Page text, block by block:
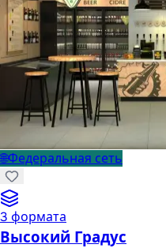
🌐Федеральная сеть
3 формата
Высокий Градус